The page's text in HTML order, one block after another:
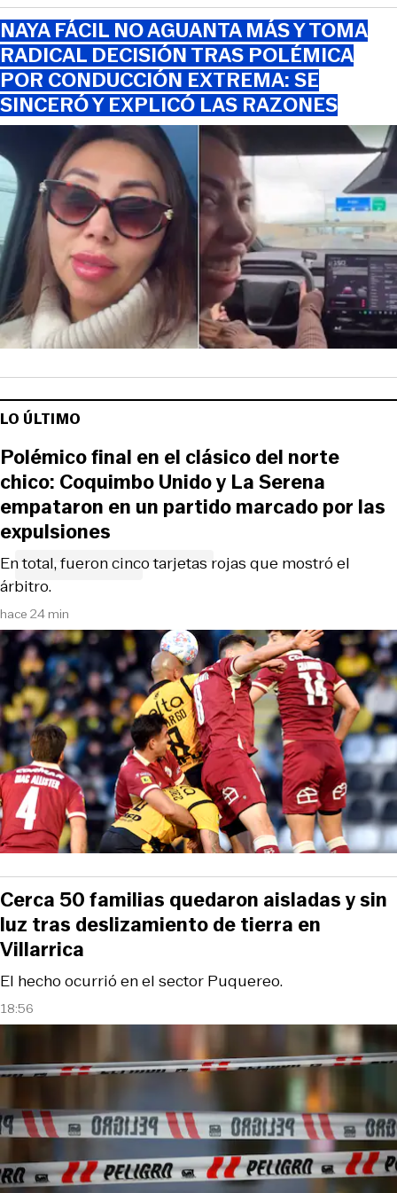
NAYA FÁCIL NO AGUANTA MÁS Y TOMA
RADICAL DECISIÓN TRAS POLÉMICA
POR CONDUCCIÓN EXTREMA: SE
SINCERÓ Y EXPLICÓ LAS RAZONES
LO ÚLTIMO
hace 24 min
En total, fueron cinco tarjetas rojas que mostró el
árbitro.
Polémico final en el clásico del norte
chico: Coquimbo Unido y La Serena
empataron en un partido marcado por las
expulsiones
18:56
El hecho ocurrió en el sector Puquereo.
Cerca 50 familias quedaron aisladas y sin
luz tras deslizamiento de tierra en
Villarrica